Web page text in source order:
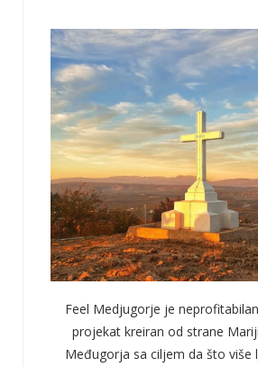
Feel Medjugorje je
projekat kreiran od strane
Međugorja sa ciljem da što više